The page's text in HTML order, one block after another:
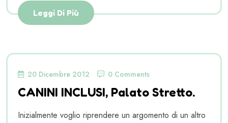
Leggi Di Più
20 Dicembre 2012 0 Comments
CANINI INCLUSI, Palato Stretto.
Inizialmente voglio riprendere un argomento di un altro